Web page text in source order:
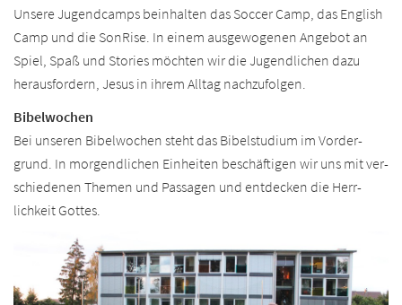
Unsere Jugendcamps beinhalten das Soccer Camp, das English
Camp und die SonRise. In einem ausgewogenen Angebot an
Spiel, Spaß und Stories möchten wir die Jugendlichen dazu
herausfordern, Jesus in ihrem Alltag nachzufolgen.
Bibelwochen
Bei unseren Bibel­wochen steht das Bibel­studium im Vorder­
grund. In morgend­lichen Ein­heiten beschäftigen wir uns mit ver­
schiedenen Themen und Passagen und ent­decken die Herr­
lichkeit Gottes.